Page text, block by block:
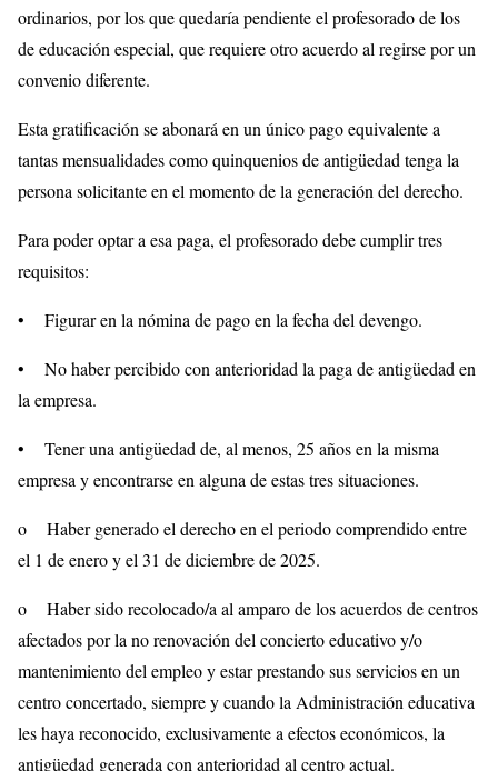
ordinarios, por los que quedaría pendiente el profesorado de los
de educación especial, que requiere otro acuerdo al regirse por un
convenio diferente.
Esta gratificación se abonará en un único pago equivalente a
tantas mensualidades como quinquenios de antigüedad tenga la
persona solicitante en el momento de la generación del derecho.
Para poder optar a esa paga, el profesorado debe cumplir tres
requisitos:
• Figurar en la nómina de pago en la fecha del devengo.
• No haber percibido con anterioridad la paga de antigüedad en
la empresa.
• Tener una antigüedad de, al menos, 25 años en la misma
empresa y encontrarse en alguna de estas tres situaciones.
o Haber generado el derecho en el periodo comprendido entre
el 1 de enero y el 31 de diciembre de 2025.
o Haber sido recolocado/a al amparo de los acuerdos de centros
afectados por la no renovación del concierto educativo y/o
mantenimiento del empleo y estar prestando sus servicios en un
centro concertado, siempre y cuando la Administración educativa
les haya reconocido, exclusivamente a efectos económicos, la
antigüedad generada con anterioridad al centro actual.